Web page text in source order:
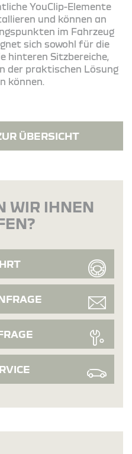
YouClip-Elemente
und können an
im Fahrzeug
sich sowohl für die
hinteren Sitzbereiche,
der praktischen Lösung
können.
ÜBERSICHT
WIR IHNEN